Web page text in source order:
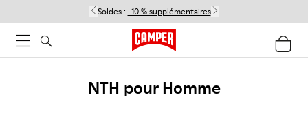
Soldes : -10 % supplémentaires
NTH pour Homme